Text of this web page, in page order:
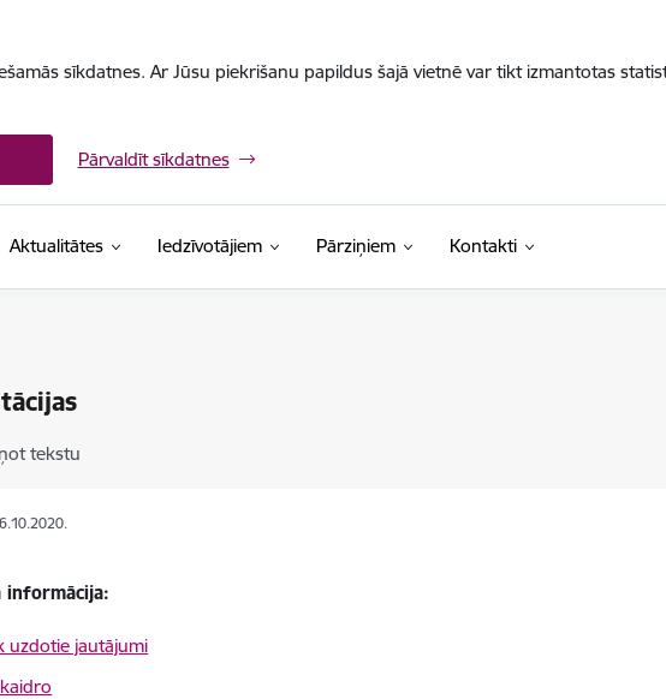
sīkdatnes. Ar Jūsu piekrišanu papildus šajā vietnē var tikt izmantotas
Pārvaldīt sīkdatnes
Aktualitātes Iedzīvotājiem Pārziņiem Kontakti
tekstu
informācija:
uzdotie jautājumi